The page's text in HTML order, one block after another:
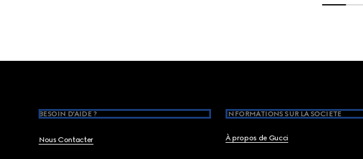
BESOIN D'AIDE ?
Nous Contacter
INFORMATIONS SUR LA SOCIETE
À propos de Gucci